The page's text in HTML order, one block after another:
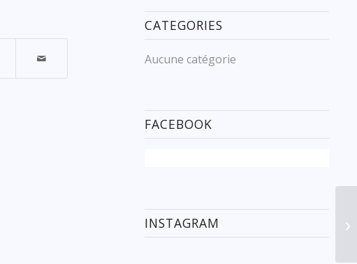
CATEGORIES
Aucune catégorie
FACEBOOK
INSTAGRAM